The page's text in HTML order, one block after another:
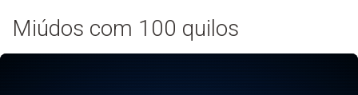
Miúdos com 100 quilos